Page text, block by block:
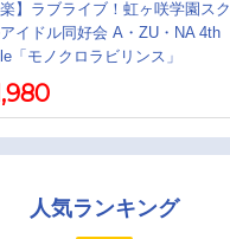
楽】ラブライブ！虹ヶ咲学園スク
イドル同好会 A・ZU・NA 4th
「モノクロラビリンス」
人気ランキング